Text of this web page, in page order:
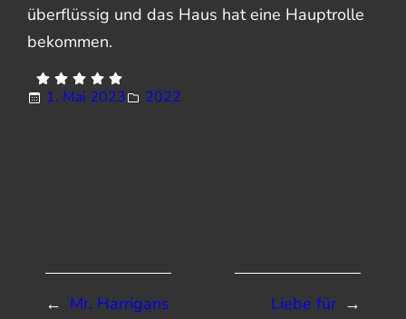
überflüssig und das Haus hat eine Hauptrolle
bekommen.
1. Mai 2023 2022
← Mr. Harrigans
→
Liebe für